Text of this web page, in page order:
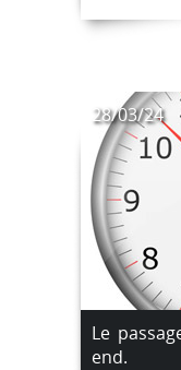
28/03/24
Le
end.